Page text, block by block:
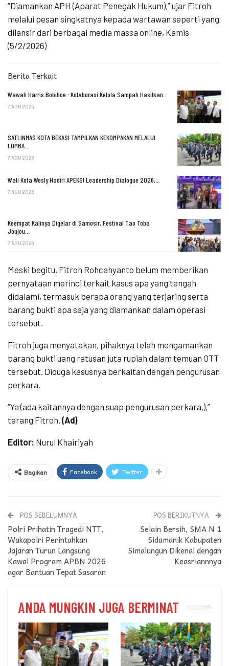
“Diamankan APH (Aparat Penegak Hukum),” ujar Fitroh
melalui pesan singkatnya kepada wartawan seperti yang
dilansir dari berbagai media massa online, Kamis
(5/2/2026)
Berita Terkait
Wawali Harris Bobihoe : Kolaborasi Kelola Sampah Hasilkan…
7 AGU 2026
SATLINMAS KOTA BEKASI TAMPILKAN KEKOMPAKAN MELALUI
LOMBA…
7 AGU 2026
Wali Kota Wesly Hadiri APEKSI Leadership Dialogue 2026,…
7 AGU 2026
Keempat Kalinya Digelar di Samosir, Festival Tao Toba
Joujou…
7 AGU 2026
Meski begitu, Fitroh Rohcahyanto belum memberikan
pernyataan merinci terkait kasus apa yang tengah
didalami, termasuk berapa orang yang terjaring serta
barang bukti apa saja yang diamankan dalam operasi
tersebut.
Fitroh juga menyatakan, pihaknya telah mengamankan
barang bukti uang ratusan juta rupiah dalam temuan OTT
tersebut. Diduga kasusnya berkaitan dengan pengurusan
perkara.
“Ya (ada kaitannya dengan suap pengurusan perkara,),”
terang Fitroh. (Ad)
Editor: Nurul Khairiyah
Bagikan Facebook Twitter
POS SEBELUMNYA
Polri Prihatin Tragedi NTT,
Wakapolri Perintahkan
Jajaran Turun Langsung
Kawal Program APBN 2026
agar Bantuan Tepat Sasaran
POS BERIKUTNYA
Selain Bersih, SMA N 1
Sidamanik Kabupaten
Simalungun Dikenal dengan
Keasriannnya
ANDA MUNGKIN JUGA BERMINAT